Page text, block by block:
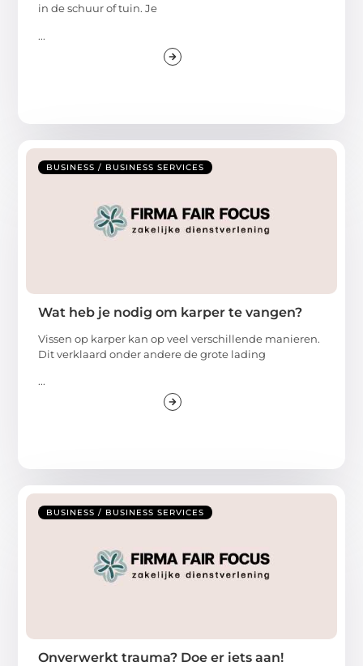
in de schuur of tuin. Je
...
BUSINESS / BUSINESS SERVICES
Wat heb je nodig om karper te vangen?
Vissen op karper kan op veel verschillende manieren.
Dit verklaard onder andere de grote lading
...
BUSINESS / BUSINESS SERVICES
Onverwerkt trauma? Doe er iets aan!